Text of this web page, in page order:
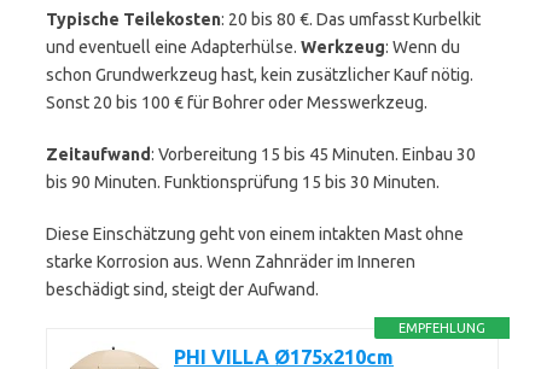
Typische Teilekosten: 20 bis 80 €. Das umfasst Kurbelkit
und eventuell eine Adapterhülse. Werkzeug: Wenn du
schon Grundwerkzeug hast, kein zusätzlicher Kauf nötig.
Sonst 20 bis 100 € für Bohrer oder Messwerkzeug.
Zeitaufwand: Vorbereitung 15 bis 45 Minuten. Einbau 30
bis 90 Minuten. Funktionsprüfung 15 bis 30 Minuten.
Diese Einschätzung geht von einem intakten Mast ohne
starke Korrosion aus. Wenn Zahnräder im Inneren
beschädigt sind, steigt der Aufwand.
EMPFEHLUNG
PHI VILLA Ø175x210cm